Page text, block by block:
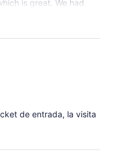
is great. We had
in 4 hours but if you
you need more
returning safe back
de entrada, la visita